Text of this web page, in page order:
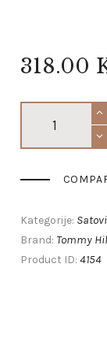
318.00
Kategorije: Satovi
Brand: Tommy
Product ID: 4154